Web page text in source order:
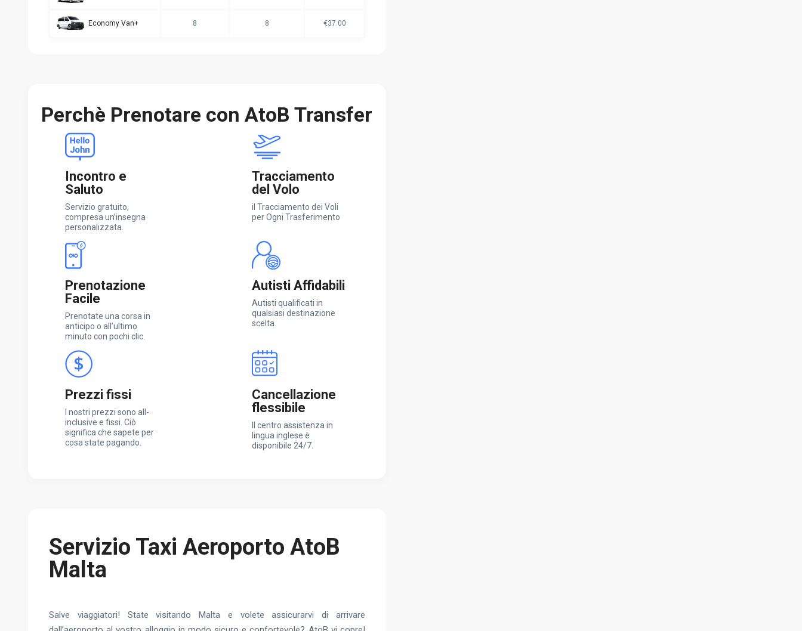
Economy Van+ 8 8 €37.00
Perchè Prenotare con AtoB Transfer
Incontro e
Saluto
Servizio gratuito,
compresa un’insegna
personalizzata.
Tracciamento
del Volo
il Tracciamento dei Voli
per Ogni Trasferimento
Prenotazione
Facile
Prenotate una corsa in
anticipo o all’ultimo
minuto con pochi clic.
Autisti Affidabili
Autisti qualificati in
qualsiasi destinazione
scelta.
Prezzi fissi
I nostri prezzi sono all-
inclusive e fissi. Ciò
significa che sapete per
cosa state pagando.
Cancellazione
flessibile
Il centro assistenza in
lingua inglese è
disponibile 24/7.
Servizio Taxi Aeroporto AtoB
Malta
Salve viaggiatori! State visitando Malta e volete assicurarvi di arrivare